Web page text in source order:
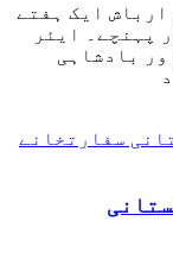
ایک ہفتے
پہنچے۔ ایئر
بادشاہی